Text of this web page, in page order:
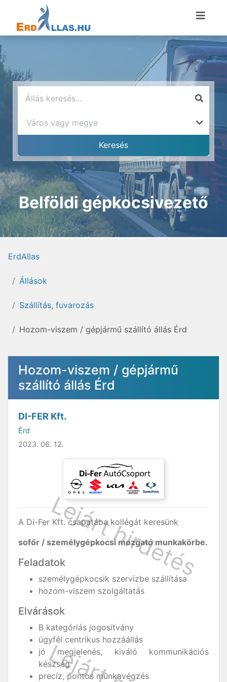
Belföldi gépkocsivezető
ErdAllas
Állások
Szállítás, fuvarozás
Hozom-viszem / gépjármű szállító állás Érd
Hozom-viszem / gépjármű
szállító állás Érd
DI-FER Kft.
Érd
2023. 06. 12.
A Di-Fer Kft. csapatába kollégát keresünk
sofőr / személygépkocsi mozgató munkakörbe.
Feladatok
személygépkocsik szervízbe szállítása
hozom-viszem szolgáltatás
Elvárások
B kategóriás jogosítvány
ügyfél centrikus hozzáállás
jó megjelenés, kiváló kommunikációs
készség
precíz, pontos munkavégzés